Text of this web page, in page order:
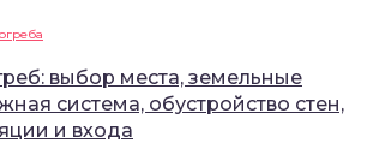
выбор места, земельные
система, обустройство стен,
и входа